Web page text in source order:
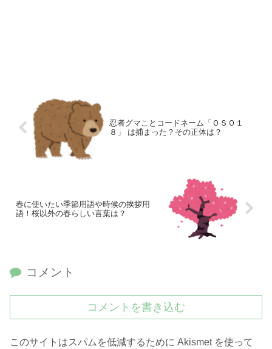
忍者グマことコードネーム「ＯＳＯ１
８」 は捕まった？その正体は？
春に使いたい季節用語や時候の挨拶用
語！桜以外の春らしい言葉は？
コメント
コメントを書き込む
このサイトはスパムを低減するために Akismet を使って